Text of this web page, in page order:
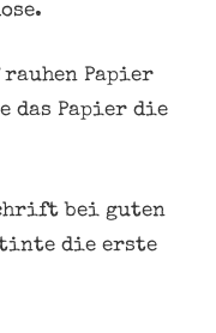
Papier
das Papier die
bei guten
die erste